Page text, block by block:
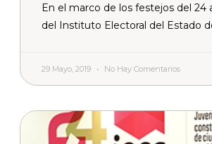
En el marco de los festejos del 24
del Instituto Electoral del Estado
29 Mayo, 2019 No Hay Comentarios